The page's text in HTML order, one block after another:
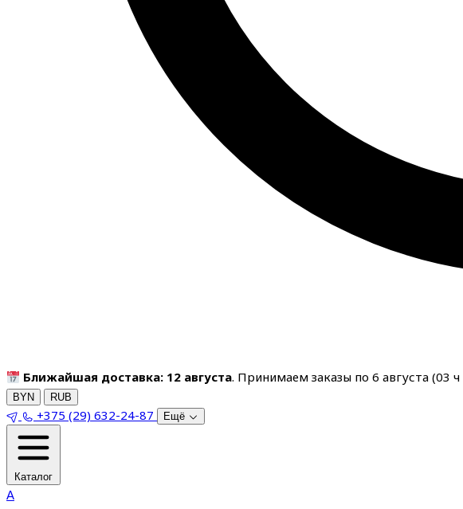
Ближайшая доставка: 12 августа. Принимаем заказы по 6 августа (03 ч
BYN RUB
+375 (29) 632-24-87 Ещё
Каталог
A